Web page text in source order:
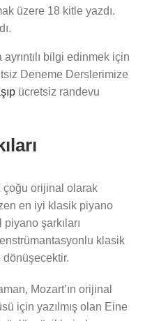
üzere 18 kitle yazdı.
ayrıntılı bilgi edinmek için
Deneme Derslerimize
ücretsiz randevu
çoğu orijinal olarak
en iyi klasik piyano
şarkıları
klasik
Mozart’ın orijinal
için yazılmış olan Eine